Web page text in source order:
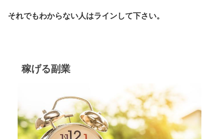
それでもわからない人はラインして下さい。
稼げる副業